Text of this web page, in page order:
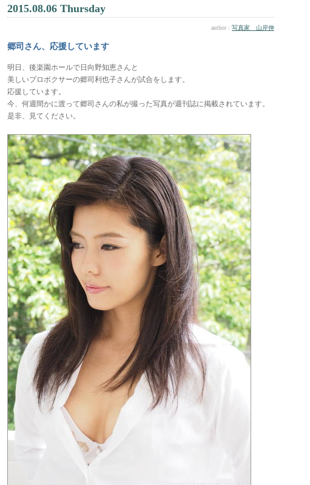
2015.08.06 Thursday
author : 写真家 山岸伸
郷司さん、応援しています
明日、後楽園ホールで日向野知恵さんと
美しいプロボクサーの郷司利也子さんが試合をします。
応援しています。
今、何週間かに渡って郷司さんの私が撮った写真が週刊誌に掲載されています。
是非、見てください。